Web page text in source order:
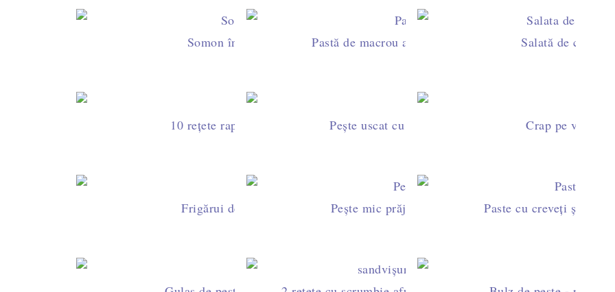
Somon în foietaj (Somon en croûte)Pastă de macrou afumat - pentru mic dejun și gustări
Salată de creveți
10 rețete rapide cu pește și fructe de marePește uscat cu orez - rețeta veche, pescărească
Crap pe varză
Frigărui de somon cu legume coloratePește mic prăjit în mălai - pește prăjit crocant
Paste cu creveți și sos